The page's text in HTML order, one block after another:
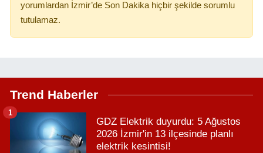
yorumlardan İzmir’de Son Dakika hiçbir şekilde sorumlu
tutulamaz.
Trend Haberler
GDZ Elektrik duyurdu: 5 Ağustos
2026 İzmir'in 13 ilçesinde planlı
elektrik kesintisi!
1